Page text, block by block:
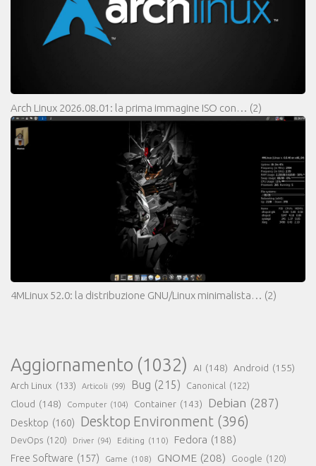
Arch Linux 2026.08.01: la prima immagine ISO con… (2)
4MLinux 52.0: la distribuzione GNU/Linux minimalista… (2)
Aggiornamento (1032) AI (148) Android (155)
Arch Linux (133) Articoli (99) Bug (215) Canonical (122)
Cloud (148) Computer (104) Container (143) Debian (287)
Desktop (160) Desktop Environment (396)
DevOps (120) Driver (94) Editing (110) Fedora (188)
Free Software (157) Game (108) GNOME (208) Google (120)